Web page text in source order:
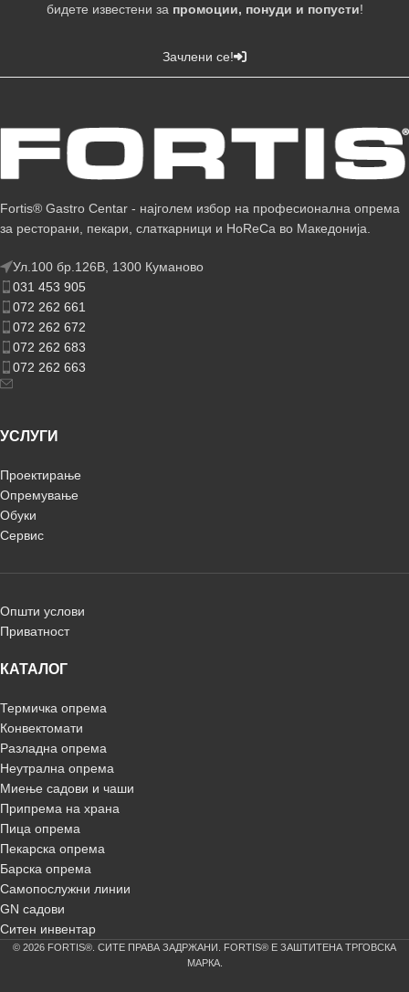
бидете известени за промоции, понуди и попусти!
Зачлени се!
Fortis® Gastro Centar - најголем избор на професионална опрема
за ресторани, пекари, слаткарници и HoReCa во Македонија.
Ул.100 бр.126В, 1300 Куманово
031 453 905
072 262 661
072 262 672
072 262 683
072 262 663
УСЛУГИ
Проектирање
Опремување
Обуки
Сервис
Општи услови
Приватност
КАТАЛОГ
Термичка опрема
Конвектомати
Разладна опрема
Неутрална опрема
Миење садови и чаши
Припрема на храна
Пица опрема
Пекарска опрема
Барска опрема
Самопослужни линии
GN садови
Ситен инвентар
© 2026 FORTIS®. СИТЕ ПРАВА ЗАДРЖАНИ. FORTIS® Е ЗАШТИТЕНА ТРГОВСКА
МАРКА.